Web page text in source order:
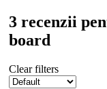
3 recenzii
board
Clear filters